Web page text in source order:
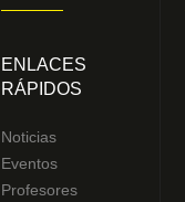
ENLACES
RÁPIDOS
Noticias
Eventos
Profesores